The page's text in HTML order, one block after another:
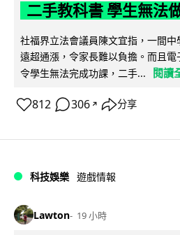
二手教科書 學生無法
社福界立法會議員陳文宜指，一間
遠超通漲，令家長難以負擔。而且電
令學生無法完成功課，二手...
閱讀
812 306 ↗ 分享
科技娛樂 遊戲情報
Lawton 19 小時